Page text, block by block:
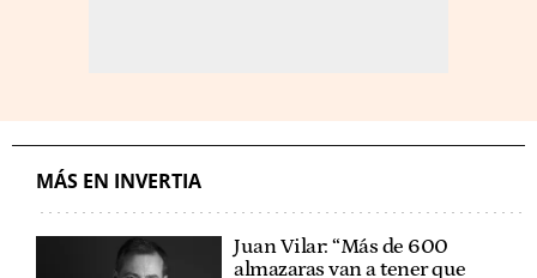
MÁS EN INVERTIA
Juan Vilar: “Más de 600
almazaras van a tener que